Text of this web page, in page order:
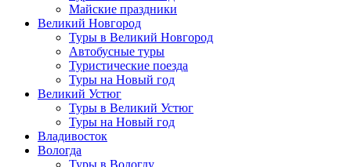
Майские праздники
Великий Новгород
Туры в Великий Новгород
Автобусные туры
Туристические поезда
Туры на Новый год
Великий Устюг
Туры в Великий Устюг
Туры на Новый год
Владивосток
Вологда
Туры в Вологду